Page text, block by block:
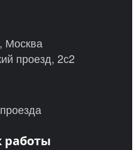
Москва
проезд, 2с2
работы